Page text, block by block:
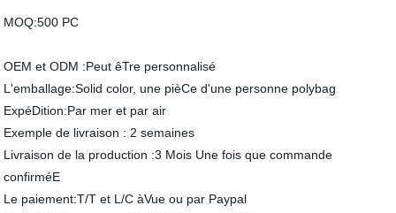
MOQ:500 PC
OEM et ODM :Peut êTre personnalisé
L'emballage:Solid color, une pièCe d'une personne polybag
ExpéDition:Par mer et par air
Exemple de livraison : 2 semaines
Livraison de la production :3 Mois Une fois que commande
confirméE
Le paiement:T/T et L/C àVue ou par Paypal